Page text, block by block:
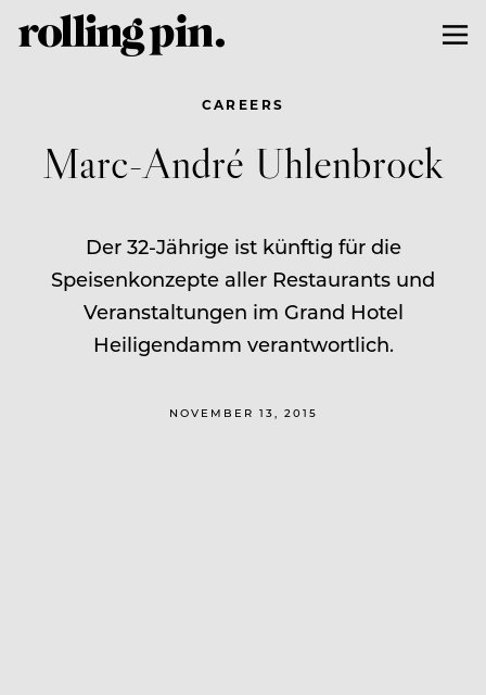
CAREERS
Marc-André Uhlenbrock
Der 32-Jährige ist künftig für die
Speisenkonzepte aller Restaurants und
Veranstaltungen im Grand Hotel
Heiligendamm verantwortlich.
NOVEMBER 13, 2015